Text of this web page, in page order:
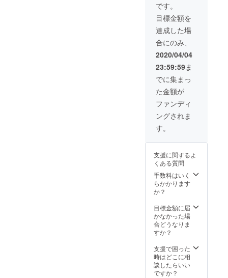
の送信
【日
程】 詳
細は未
定です
が
2020/4
月以降
になり
ます。
【場
所】オ
ンライ
（通話
場合
Discord
、
Skype
など）
費、滞
在費に
つい
て】 オ
ン上で
の撮影
になる
ので、
です。
目標金額を
達成した場
合にのみ、
2020/04/04
23:59:59ま
でに集まっ
た金額が
ファンディ
ングされま
す。
支援に関するよ
くある質問
手数料はいく
らかかります
か？
目標金額に届
かなかった場
合どうなりま
すか？
支援で困った
時はどこに相
談したらいい
ですか？